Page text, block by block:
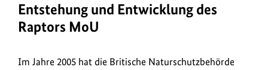
Entstehung und Entwicklung des
Raptors MoU
Im Jahre 2005 hat die Britische Naturschutzbehörde